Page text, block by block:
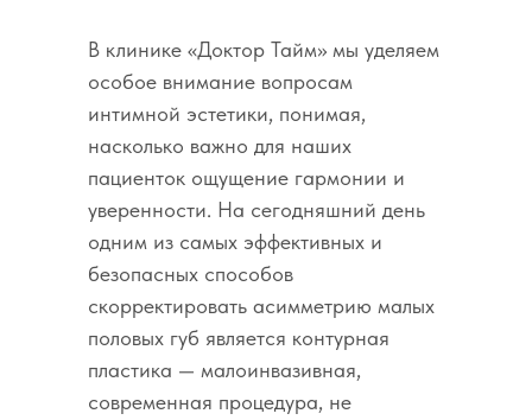
В клинике «Доктор Тайм» мы уделяем
особое внимание вопросам
интимной эстетики, понимая,
насколько важно для наших
пациенток ощущение гармонии и
уверенности. На сегодняшний день
одним из самых эффективных и
безопасных способов
скорректировать асимметрию малых
половых губ является контурная
пластика — малоинвазивная,
современная процедура, не